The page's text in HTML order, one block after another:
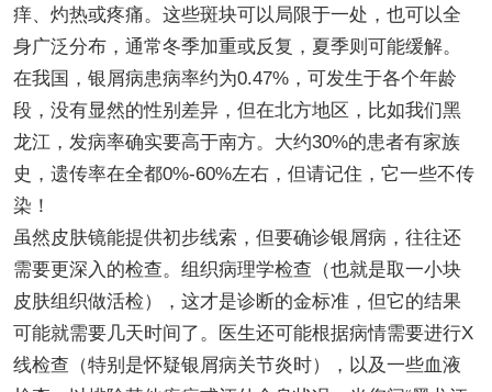
痒、灼热或疼痛。这些斑块可以局限于一处，也可以全
身广泛分布，通常冬季加重或反复，夏季则可能缓解。
在我国，银屑病患病率约为0.47%，可发生于各个年龄
段，没有显然的性别差异，但在北方地区，比如我们黑
龙江，发病率确实要高于南方。大约30%的患者有家族
史，遗传率在全都0%-60%左右，但请记住，它一些不传
染！
虽然皮肤镜能提供初步线索，但要确诊银屑病，往往还
需要更深入的检查。组织病理学检查（也就是取一小块
皮肤组织做活检），这才是诊断的金标准，但它的结果
可能就需要几天时间了。医生还可能根据病情需要进行X
线检查（特别是怀疑银屑病关节炎时），以及一些血液